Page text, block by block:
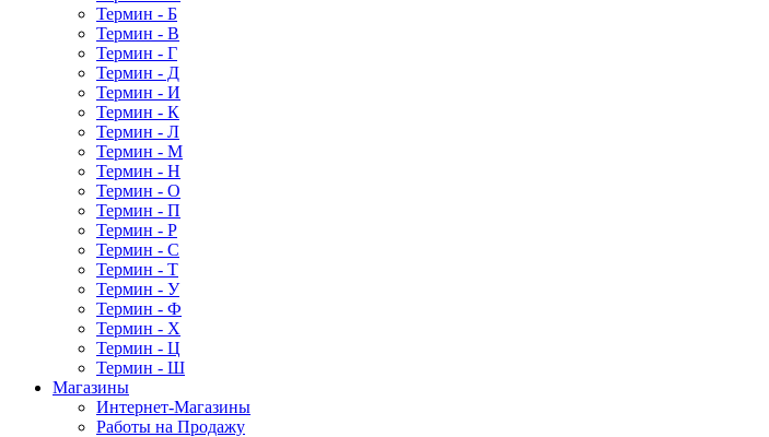
Термин - Б
Термин - В
Термин - Г
Термин - Д
Термин - И
Термин - К
Термин - Л
Термин - М
Термин - Н
Термин - О
Термин - П
Термин - Р
Термин - С
Термин - Т
Термин - У
Термин - Ф
Термин - Х
Термин - Ц
Термин - Ш
Магазины
Интернет-Магазины
Работы на Продажу